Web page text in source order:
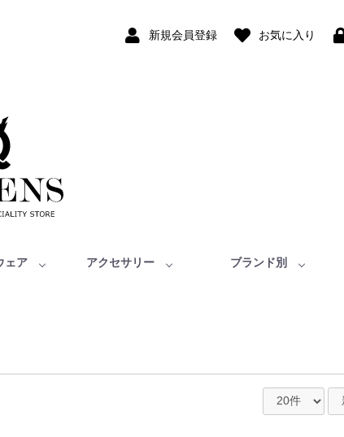
新規会員登録 お気に入り
ェア アクセサリー ブランド別